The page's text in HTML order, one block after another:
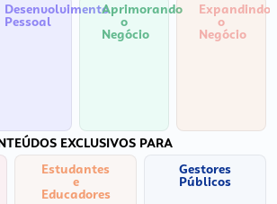
Desenvolvimento
Pessoal
Aprimorando
o
Negócio
Expandindo
o
Negócio
EXCLUSIVOS PARA
Estudantes
e
Educadores
Gestores
Públicos